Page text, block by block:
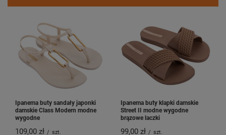
Ipanema buty sandały japonki
damskie Class Modern modne
wygodne
109,00 zł / szt.
Ipanema buty klapki damskie
Street II modne wygodne
brązowe laczki
99,00 zł / szt.